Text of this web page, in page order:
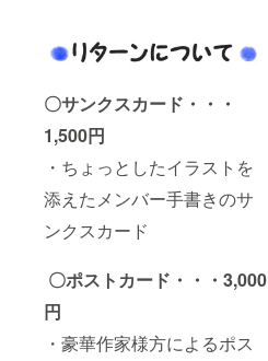
〇サンクスカード・・・
1,500円
・ちょっとしたイラストを
添えたメンバー手書きのサ
ンクスカード
〇ポストカード・・・3,000
円
・豪華作家様方によるポス